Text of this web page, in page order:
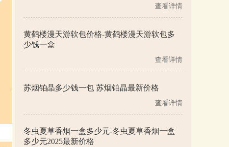
查看详情
黄鹤楼漫天游软包价格-黄鹤楼漫天游软包多
少钱一盒
查看详情
苏烟铂晶多少钱一包 苏烟铂晶最新价格
查看详情
冬虫夏草香烟一盒多少元-冬虫夏草香烟一盒
多少元2025最新价格